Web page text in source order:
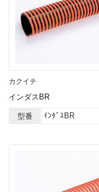
カクイチ
インダスBR
型番 ｲﾝﾀﾞｽBR